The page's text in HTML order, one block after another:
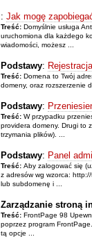
: Jak mogę
Treść: Domyślnie usługa
uruchomiona dla każdego
wiadomości, możesz ...
Podstawy:
Treść: Domena to Twój
domeny, oraz rozszerzenie
Podstawy:
Treść: W przypadku
providera domeny. Drugi to
trzymania plików). ...
Podstawy: Panel
Treść: Aby zalogować się
z adresów wg wzorca:
lub subdomenę i ...
Zarządzanie stroną
Treść: FrontPage 98
poprzez program
tą opcje ...